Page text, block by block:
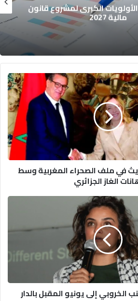
الكبرى لمشروع قانون
مالية 2027
في ملف الصحراء المغربية وسط
الغاز الجزائري
الخروبي إلى يونيو المقبل بالدار